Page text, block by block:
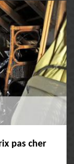
pas cher